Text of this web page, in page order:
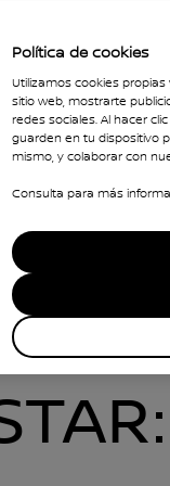
buen cuidado
en
para
adaptar
operativo. (1)
Política de cookies
Utilizamos cookies
sitio web, mostrarte
redes sociales. Al hacer
guarden en tu dispositivo
mismo, y colaborar con
Consulta para más